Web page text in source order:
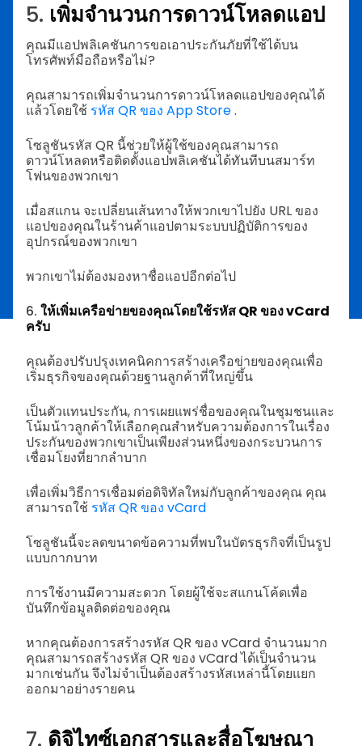
5. เพิ่มจำนวนการดาวน์โหลดแอป
คุณมีแอปพลิเคชันการขอเอาประกันภัยที่ใช้ได้บน
โทรศัพท์มือถือหรือไม่?
คุณสามารถเพิ่มจำนวนการดาวน์โหลดแอปของคุณได้
แล้วโดยใช้ รหัส QR ของ App Store.
โซลูชันรหัส QR นี้ช่วยให้ผู้ใช้ของคุณสามารถ
ดาวน์โหลดหรือติดตั้งแอปพลิเคชันได้ทันทีบนสมาร์ท
โฟนของพวกเขา
เมื่อสแกน จะเปลี่ยนเส้นทางให้พวกเขาไปยัง URL ของ
แอปของคุณในร้านค้าแอปตามระบบปฏิบัติการของ
อุปกรณ์ของพวกเขา
พวกเขาไม่ต้องมองหาชื่อแอปอีกต่อไป
6. ให้เพิ่มเครือข่ายของคุณโดยใช้รหัส QR ของ vCard
ครับ
คุณต้องปรับปรุงเทคนิคการสร้างเครือข่ายของคุณเพื่อ
เริ่มธุรกิจของคุณด้วยฐานลูกค้าที่ใหญ่ขึ้น
เป็นตัวแทนประกัน, การเผยแพร่ชื่อของคุณในชุมชนและ
โน้มน้าวลูกค้าให้เลือกคุณสำหรับความต้องการในเรื่อง
ประกันของพวกเขาเป็นเพียงส่วนหนึ่งของกระบวนการ
เชื่อมโยงที่ยากลำบาก
เพื่อเพิ่มวิธีการเชื่อมต่อดิจิทัลใหม่กับลูกค้าของคุณ คุณ
สามารถใช้ รหัส QR ของ vCard
โซลูชันนี้จะลดขนาดข้อความที่พบในบัตรธุรกิจที่เป็นรูป
แบบกากบาท
การใช้งานมีความสะดวก โดยผู้ใช้จะสแกนโค้ดเพื่อ
บันทึกข้อมูลติดต่อของคุณ
หากคุณต้องการสร้างรหัส QR ของ vCard จำนวนมาก
คุณสามารถสร้างรหัส QR ของ vCard ได้เป็นจำนวน
มากเช่นกัน จึงไม่จำเป็นต้องสร้างรหัสเหล่านี้โดยแยก
ออกมาอย่างรายคน
7. ดิจิไทซ์เอกสารและสื่อโฆษณา